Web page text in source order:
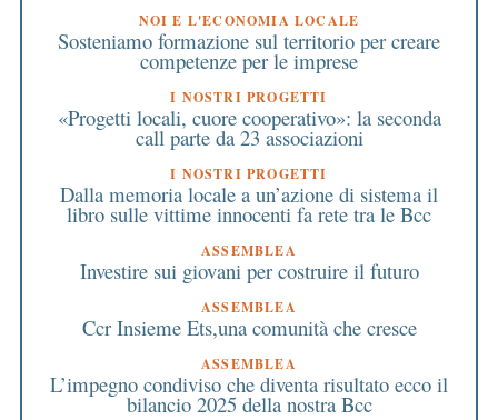
NOI E L'ECONOMIA LOCALE
Sosteniamo formazione sul territorio per creare
competenze per le imprese
I NOSTRI PROGETTI
«Progetti locali, cuore cooperativo»: la seconda
call parte da 23 associazioni
I NOSTRI PROGETTI
Dalla memoria locale a un’azione di sistema il
libro sulle vittime innocenti fa rete tra le Bcc
ASSEMBLEA
Investire sui giovani per costruire il futuro
ASSEMBLEA
Ccr Insieme Ets,una comunità che cresce
ASSEMBLEA
L’impegno condiviso che diventa risultato ecco il
bilancio 2025 della nostra Bcc